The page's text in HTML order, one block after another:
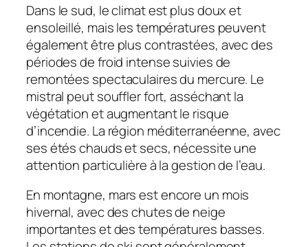
Dans le sud, le climat est plus doux et
ensoleillé, mais les températures peuvent
également être plus contrastées, avec des
périodes de froid intense suivies de
remontées spectaculaires du mercure. Le
mistral peut souffler fort, asséchant la
végétation et augmentant le risque
d’incendie. La région méditerranéenne, avec
ses étés chauds et secs, nécessite une
attention particulière à la gestion de l’eau.
En montagne, mars est encore un mois
hivernal, avec des chutes de neige
importantes et des températures basses.